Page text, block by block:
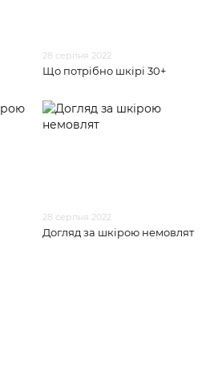
28 серпня 2022
Що потрібно шкірі 30+
28 серпня 2022
Догляд за шкірою немовлят